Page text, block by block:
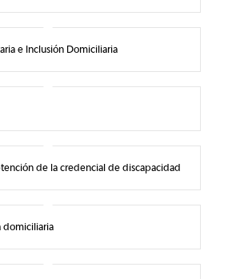
e Inclusión Domiciliaria
de la credencial de discapacidad
domiciliaria